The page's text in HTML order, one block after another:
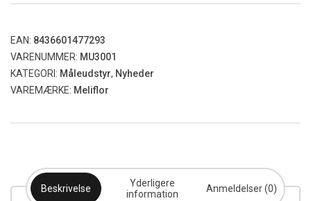
EAN: 8436601477293
VARENUMMER: MU3001
KATEGORI: Måleudstyr, Nyheder
VAREMÆRKE: Meliflor
Beskrivelse
Yderligere
information
Anmeldelser (0)